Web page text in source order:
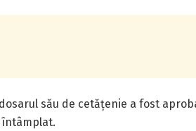
său de cetățenie a fost
întâmplat.